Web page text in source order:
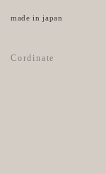
made in japan
Cordinate